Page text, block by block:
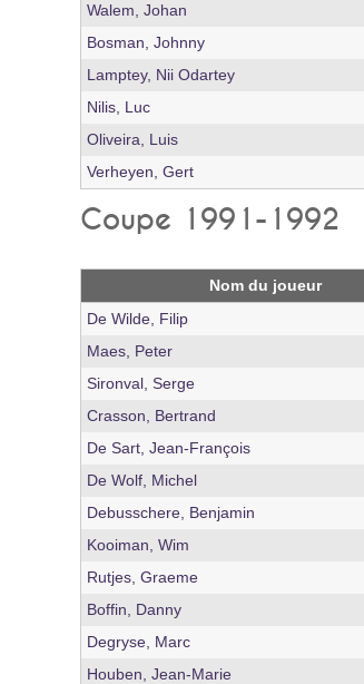
Walem, Johan
Bosman, Johnny
Lamptey, Nii Odartey
Nilis, Luc
Oliveira, Luis
Verheyen, Gert
Coupe 1991-1992
Nom du joueur
De Wilde, Filip
Maes, Peter
Sironval, Serge
Crasson, Bertrand
De Sart, Jean-François
De Wolf, Michel
Debusschere, Benjamin
Kooiman, Wim
Rutjes, Graeme
Boffin, Danny
Degryse, Marc
Houben, Jean-Marie